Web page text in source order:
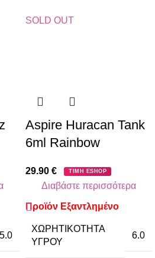
5.0
SOLD OUT
Aspire Huracan Tank
6ml Rainbow
29.90 € ΤΙΜΗ ESHOP
Διαβάστε περισσότερα
Προϊόν Εξαντλημένο
ΧΩΡΗΤΙΚΌΤΗΤΑ
ΥΓΡΟΎ
6.0